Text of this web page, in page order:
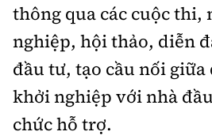
thông qua các cuộc thi,
nghiệp, hội thảo, diễn
đầu tư, tạo cầu nối
khởi nghiệp với nhà
chức hỗ trợ.